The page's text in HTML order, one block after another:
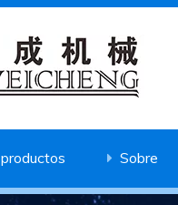
productos Sobre